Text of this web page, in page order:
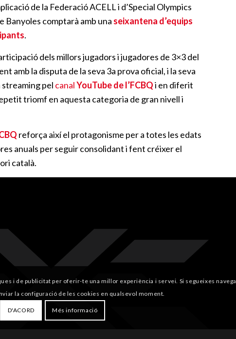
de la Federació ACELL i d’Special Olympics
Banyoles comptarà amb una seixantena d’equips
.
dels millors jugadors i jugadores de 3×3 del
amb la disputa de la seva 3a prova oficial, i la seva
pel canalYouTube de l’FCBQi en diferit
triomf en aquesta categoria de gran nivell i
reforça així el protagonisme per a totes les edats
anuals per seguir consolidant i fent créixer el
català.
i de publicitat per oferir-te una millor experiència i servei. Si segueixes
la configuració de les cookies en qualsevol moment.
D'ACORD Més informació